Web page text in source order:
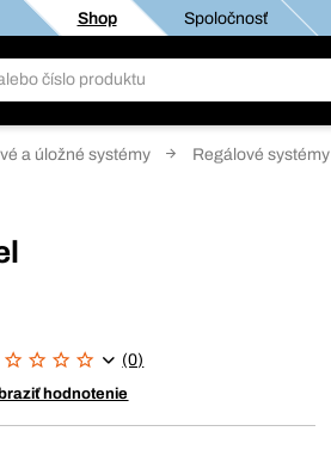
Shop Spoločnosť
a úložné systémy Regálové systémy
(0)
hodnotenie